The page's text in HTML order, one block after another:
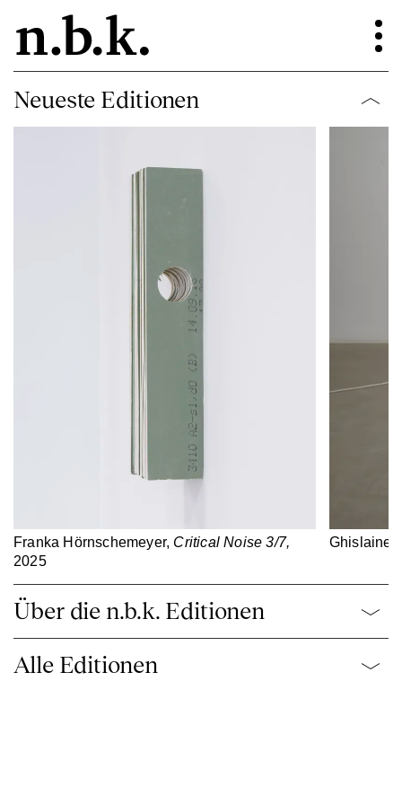
Neueste Editionen
Franka Hörnschemeyer, Critical Noise 3/7,
2025
Ghislaine
Über die n.b.k. Editionen
Alle Editionen